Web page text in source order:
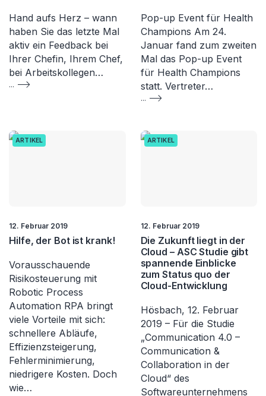
Hand aufs Herz – wann
haben Sie das letzte Mal
aktiv ein Feedback bei
Ihrer Chefin, Ihrem Chef,
bei Arbeitskollegen…
...
Pop-up Event für Health
Champions Am 24.
Januar fand zum zweiten
Mal das Pop-up Event
für Health Champions
statt. Vertreter…
...
ARTIKEL
12. Februar 2019
Hilfe, der Bot ist krank!
Vorausschauende
Risikosteuerung mit
Robotic Process
Automation RPA bringt
viele Vorteile mit sich:
schnellere Abläufe,
Effizienzsteigerung,
Fehlerminimierung,
niedrigere Kosten. Doch
wie…
ARTIKEL
12. Februar 2019
Die Zukunft liegt in der
Cloud – ASC Studie gibt
spannende Einblicke
zum Status quo der
Cloud-Entwicklung
Hösbach, 12. Februar
2019 – Für die Studie
„Communication 4.0 –
Communication &
Collaboration in der
Cloud“ des
Softwareunternehmens